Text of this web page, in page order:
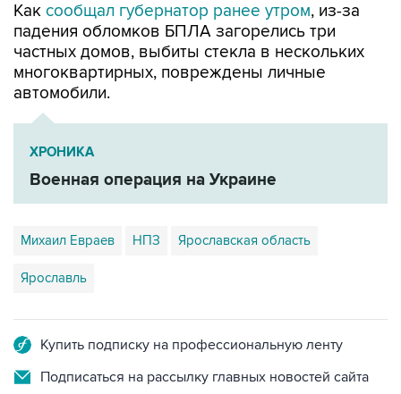
Как сообщал губернатор ранее утром, из-за
падения обломков БПЛА загорелись три
частных домов, выбиты стекла в нескольких
многоквартирных, повреждены личные
автомобили.
ХРОНИКА
Военная операция на Украине
Михаил Евраев НПЗ Ярославская область
Ярославль
Купить подписку на профессиональную ленту
Подписаться на рассылку главных новостей сайта